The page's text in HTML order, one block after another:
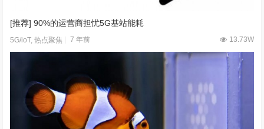
[推荐] 90%的运营商担忧5G基站能耗
5G/ioT,热点聚焦 7 年前 13.73W